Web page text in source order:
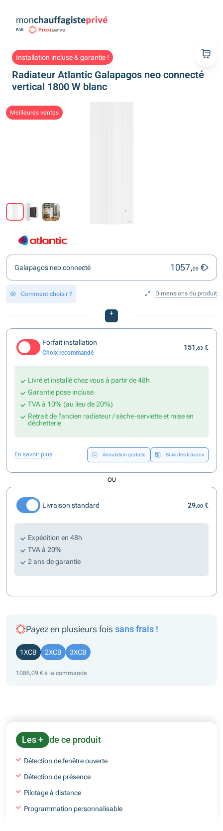
Installation incluse & garantie !
Radiateur Atlantic Galapagos neo connecté
vertical 1800 W blanc
Meilleures ventes
Galapagos neo connecté 1057,09 €
Comment choisir ? Dimensions du produit
+
Forfait installation
Choix recommandé
151,63 €
Livré et installé chez vous à partir de 48h
Garantie pose incluse
TVA à 10% (au lieu de 20%)
Retrait de l'ancien radiateur / sèche-serviette et mise en
déchetterie
En savoir plus Annulation gratuite Suivi des travaux
OU
Livraison standard 29,00 €
Expédition en 48h
TVA à 20%
2 ans de garantie
Payez en plusieurs fois sans frais !
1XCB 2XCB 3XCB
1086,09 € à la commande
Les + de ce produit
Détection de fenêtre ouverte
Détection de présence
Pilotage à distance
Programmation personnalisable